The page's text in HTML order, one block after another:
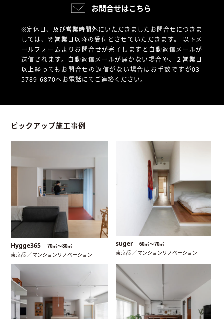
お問合せはこちら
※定休日、及び営業時間外にいただきましたお問合せにつきま
しては、翌営業日以降の受付とさせていただきます。 以下メ
ールフォームよりお問合せが完了しますと自動返信メールが
送信されます。自動返信メールが届かない場合や、
２営業日
以上経ってもお問合せの返信がない場合はお手数ですが03-
5789-6870へお電話にてご連絡ください。
ピックアップ施工事例
Hygge365 70㎡〜80㎡
東京都 ／マンションリノベーション
suger 60㎡〜70㎡
東京都 ／マンションリノベーション